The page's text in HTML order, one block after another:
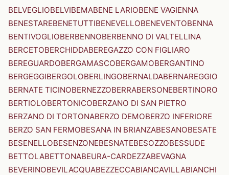
BELVEGLIOBELVIBEMABENE LARIOBENE VAGIENNA
BENESTAREBENETUTTIBENEVELLOBENEVENTOBENNA
BENTIVOGLIOBERBENNOBERBENNO DI VALTELLINA
BERCETOBERCHIDDABEREGAZZO CON FIGLIARO
BEREGUARDOBERGAMASCOBERGAMOBERGANTINO
BERGEGGIBERGOLOBERLINGOBERNALDABERNAREGGIO
BERNATE TICINOBERNEZZOBERRABERSONEBERTINORO
BERTIOLOBERTONICOBERZANO DI SAN PIETRO
BERZANO DI TORTONABERZO DEMOBERZO INFERIORE
BERZO SAN FERMOBESANA IN BRIANZABESANOBESATE
BESENELLOBESENZONEBESNATEBESOZZOBESSUDE
BETTOLABETTONABEURA-CARDEZZABEVAGNA
BEVERINOBEVILACQUABEZZECCABIANCAVILLABIANCHI